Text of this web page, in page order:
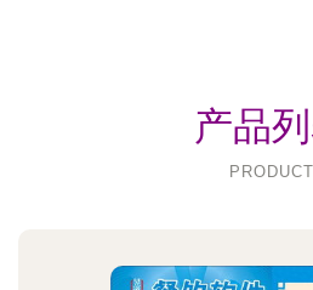
产品
PRODUCT